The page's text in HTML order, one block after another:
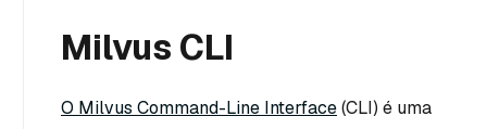
Milvus CLI
O Milvus Command-Line Interface(CLI) é uma